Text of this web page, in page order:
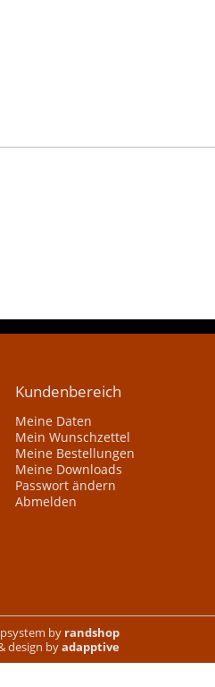
Kundenbereich
Meine Daten
Mein Wunschzettel
Meine Bestellungen
Meine Downloads
Passwort ändern
Abmelden
by randshop
design byadapptive